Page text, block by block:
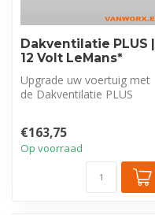
Dakventilatie PLUS |
12 Volt LeMans*
Upgrade uw voertuig met
de Dakventilatie PLUS
€163,75
Op voorraad